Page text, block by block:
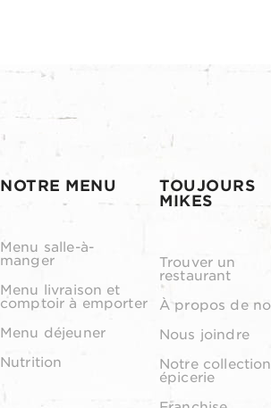
NOTRE MENU
Menu salle-à-
manger
Menu livraison et
comptoir à emporter
Menu déjeuner
Nutrition
TOUJOURS
MIKES
Trouver un
restaurant
À propos de
Nous joindre
Notre collection
épicerie